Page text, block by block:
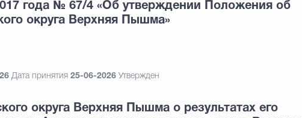
года № 67/4 «Об утверждении Положения об
округа Верхняя Пышма»
Дата принятия 25-06-2026 Утвержден
округа Верхняя Пышма о результатах его